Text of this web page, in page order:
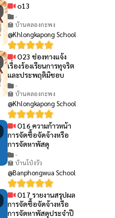
o13
-
🏫 บ้านคลองกะพง
@Khlongkapong School
O23 ช่องทางแจ้ง
เรื่องร้องเรียนการทุจริต
และประพฤติมิชอบ
-
🏫 บ้านคลองกะพง
@Khlongkapong School
O16 ความก้าวหน้า
การจัดซื้อจัดจ้างหรือ
การจัดหาพัสดุ
-
🏫 บ้านโป่งวัว
@Banphongwua School
O17 รายงานสรุปผล
การจัดซื้อจัดจ้างหรือ
การจัดหาพัสดุประจำปี